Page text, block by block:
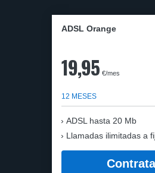
ADSL Orange
19,95 €/mes
12 MESES
ADSL hasta 20 Mb
Llamadas ilimitadas a